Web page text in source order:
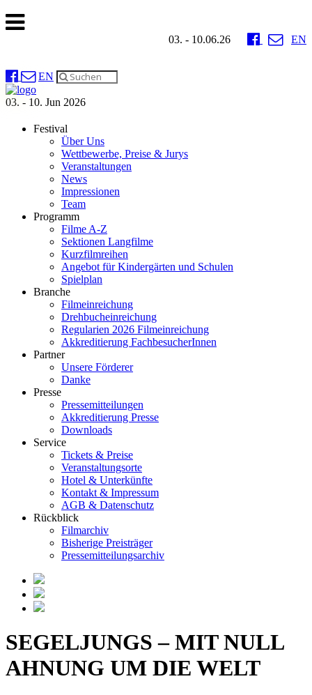
03. - 10.06.26 EN
EN
03. - 10. Jun 2026
Festival
Über Uns
Wettbewerbe, Preise & Jurys
Veranstaltungen
News
Impressionen
Team
Programm
Filme A-Z
Sektionen Langfilme
Kurzfilmreihen
Angebot für Kindergärten und Schulen
Spielplan
Branche
Filmeinreichung
Drehbucheinreichung
Regularien 2026 Filmeinreichung
Akkreditierung FachbesucherInnen
Partner
Unsere Förderer
Danke
Presse
Pressemitteilungen
Akkreditierung Presse
Downloads
Service
Tickets & Preise
Veranstaltungsorte
Hotel & Unterkünfte
Kontakt & Impressum
AGB & Datenschutz
Rückblick
Filmarchiv
Bisherige Preisträger
Pressemitteilungsarchiv
SEGELJUNGS – MIT NULL
AHNUNG UM DIE WELT